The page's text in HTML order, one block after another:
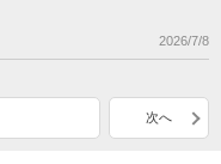
2026/7/8
次へ